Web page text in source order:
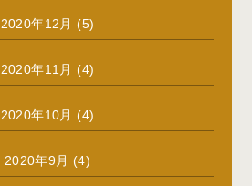
2020年12月 (5)
2020年11月 (4)
2020年10月 (4)
2020年9月 (4)